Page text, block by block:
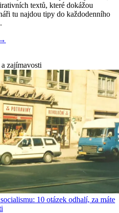
textů, které dokážou
tu najdou tipy do každodenního
zajímavosti
10 otázek odhalí, za máte